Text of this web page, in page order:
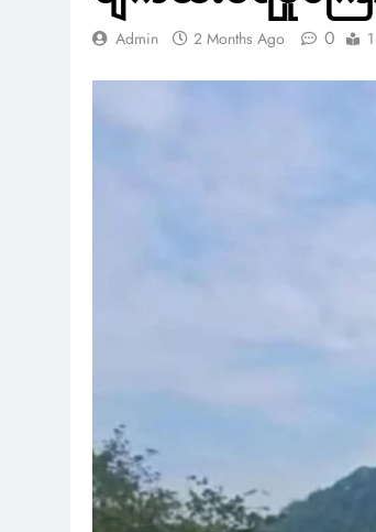
Admin 2 Months Ago 0